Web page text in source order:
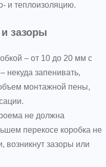
и теплоизоляцию.
зазоры
– от 10 до 20 мм с
некуда запенивать,
монтажной пены,
не должна
перекосе коробка не
возникнут зазоры или